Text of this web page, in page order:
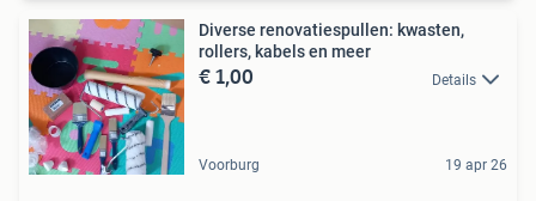
Diverse renovatiespullen: kwasten,
rollers, kabels en meer
€ 1,00 Details
Voorburg 19 apr 26